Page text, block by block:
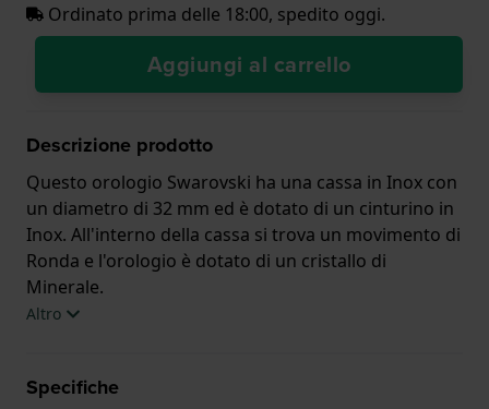
Ordinato prima delle 18:00, spedito oggi.
Aggiungi al carrello
Descrizione prodotto
Questo orologio Swarovski ha una cassa in Inox con
un diametro di 32 mm ed è dotato di un cinturino in
Inox. All'interno della cassa si trova un movimento di
Ronda e l'orologio è dotato di un cristallo di
Minerale.
fornito con 2 Anni di garanzia.
Altro
Specifiche